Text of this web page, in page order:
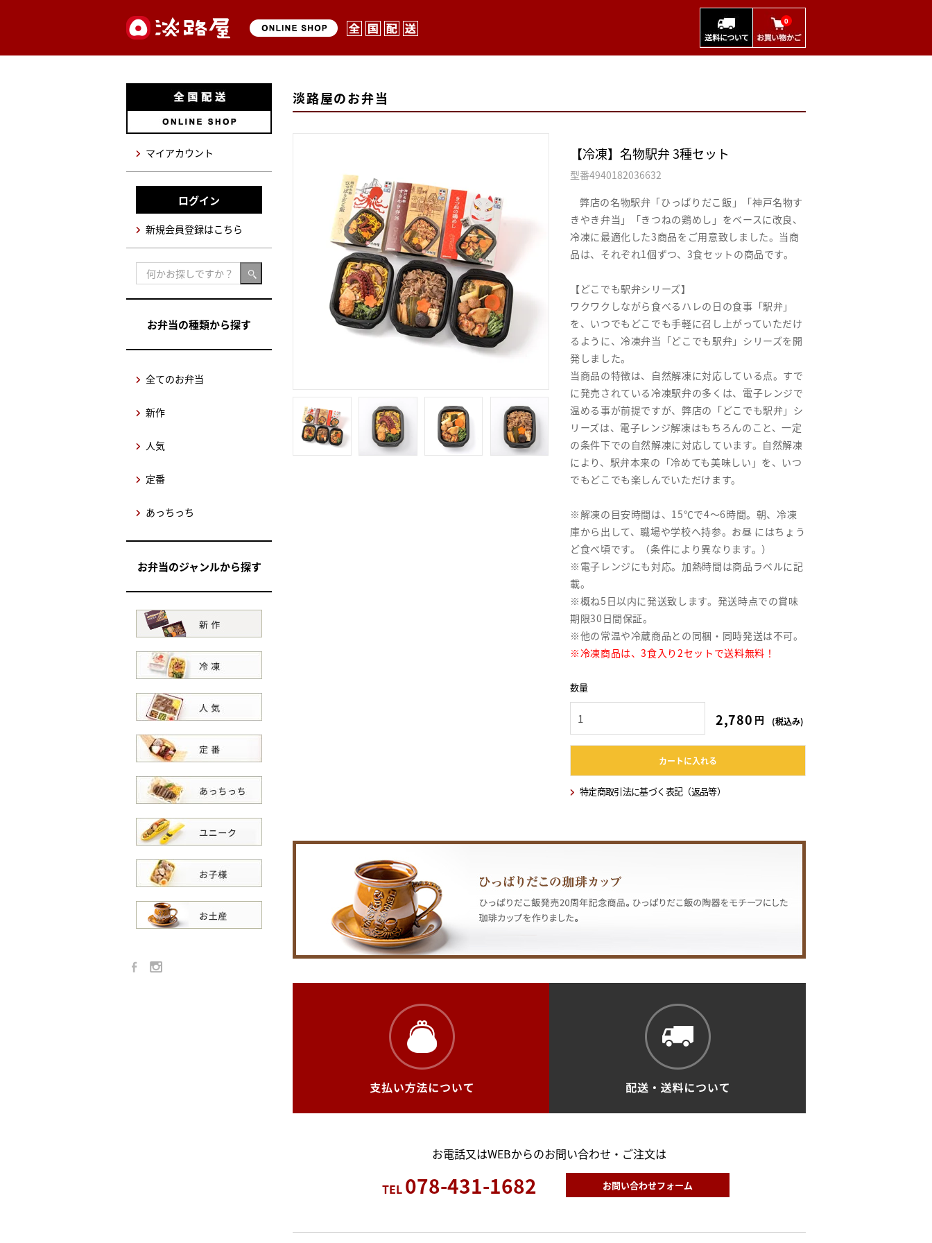
0
マイアカウント
ログイン
新規会員登録はこちら
お弁当の種類から探す
全てのお弁当
新作
人気
定番
あっちっち
お弁当のジャンルから探す
淡路屋のお弁当
【冷凍】名物駅弁 3種セット
型番4940182036632
弊店の名物駅弁「ひっぱりだこ飯」「神戸名物す
きやき弁当」「きつねの鶏めし」をベースに改良、
冷凍に最適化した3商品をご用意致しました。当商
品は、それぞれ1個ずつ、3食セットの商品です。
【どこでも駅弁シリーズ】
ワクワクしながら食べるハレの日の食事「駅弁」
を、いつでもどこでも手軽に召し上がっていただけ
るように、冷凍弁当「どこでも駅弁」シリーズを開
発しました。
当商品の特徴は、自然解凍に対応している点。すで
に発売されている冷凍駅弁の多くは、電子レンジで
温める事が前提ですが、弊店の「どこでも駅弁」シ
リーズは、電子レンジ解凍はもちろんのこと、一定
の条件下での自然解凍に対応しています。自然解凍
により、駅弁本来の「冷めても美味しい」を、いつ
でもどこでも楽しんでいただけます。
※解凍の目安時間は、15℃で4～6時間。朝、冷凍
庫から出して、職場や学校へ持参。お昼 にはちょう
ど食べ頃です。（条件により異なります。）
※電子レンジにも対応。加熱時間は商品ラベルに記
載。
※概ね5日以内に発送致します。発送時点での賞味
期限30日間保証。
※他の常温や冷蔵商品との同梱・同時発送は不可。
※冷凍商品は、3食入り2セットで送料無料！
数量
2,780円
円 (税込み)
カートに入れる
特定商取引法に基づく表記（返品等）
お電話又はWEBからのお問い合わせ・ご注文は
TEL 078-431-1682 お問い合わせフォーム